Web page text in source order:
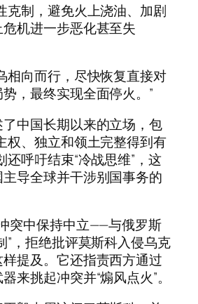
克制，避免火上浇油、加剧
机进一步恶化甚至失
相向而行，尽快恢复直接对
，最终实现全面停火。”
中国长期以来的立场，包
权、独立和领土完整得到有
还呼吁结束“冷战思维”，这
导全球并干涉别国事务的
突中保持中立——与俄罗斯
”，拒绝批评莫斯科入侵乌克
提及。它还指责西方通过
来挑起冲突并“煽风点火”。